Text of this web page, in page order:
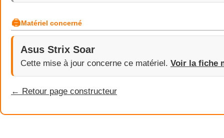
🖨Matériel concerné
Asus Strix Soar
Cette mise à jour concerne ce matériel. Voir la fiche
← Retour page constructeur